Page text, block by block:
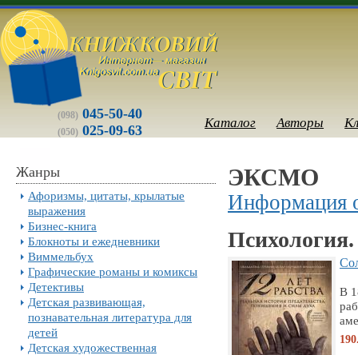
(098) 045-50-40
(050) 025-09-63 Каталог Авторы
Жанры
Афоризмы, цитаты, крылатые
выражения
Бизнес-книга
Блокноты и ежедневники
Виммельбух
Графические романы и комиксы
Детективы
Детская развивающая,
познавательная литература для
детей
Детская художественная
ЭКСМО
Информация
В